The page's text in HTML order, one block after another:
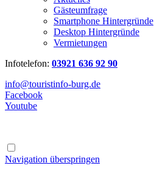
Gästeumfrage
Smartphone Hintergründe
Desktop Hintergründe
Vermietungen
Infotelefon: 03921 636 92 90
info@touristinfo-burg.de
Facebook
Youtube
Navigation überspringen